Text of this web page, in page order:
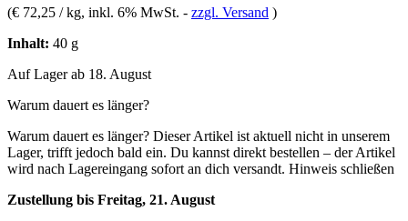
(€ 72,25 / kg, inkl. 6% MwSt. - zzgl. Versand )
Inhalt: 40 g
Auf Lager ab 18. August
Warum dauert es länger?
Warum dauert es länger? Dieser Artikel ist aktuell nicht in unserem
Lager, trifft jedoch bald ein. Du kannst direkt bestellen – der Artikel
wird nach Lagereingang sofort an dich versandt. Hinweis schließen
Zustellung bis Freitag, 21. August